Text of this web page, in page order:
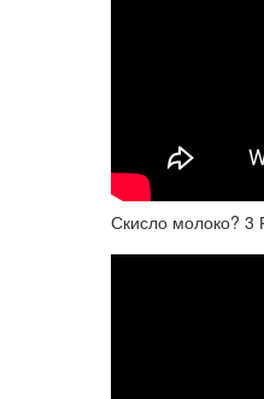
Скисло молоко? 3